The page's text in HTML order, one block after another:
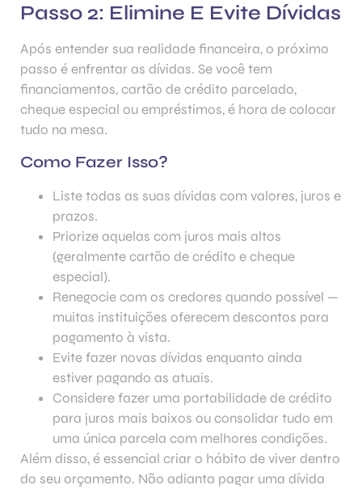
Passo 2: Elimine E Evite Dívidas
Após entender sua realidade financeira, o próximo
passo é enfrentar as dívidas. Se você tem
financiamentos, cartão de crédito parcelado,
cheque especial ou empréstimos, é hora de colocar
tudo na mesa.
Como Fazer Isso?
Liste todas as suas dívidas com valores, juros e
prazos.
Priorize aquelas com juros mais altos
(geralmente cartão de crédito e cheque
especial).
Renegocie com os credores quando possível —
muitas instituições oferecem descontos para
pagamento à vista.
Evite fazer novas dívidas enquanto ainda
estiver pagando as atuais.
Considere fazer uma portabilidade de crédito
para juros mais baixos ou consolidar tudo em
uma única parcela com melhores condições.
Além disso, é essencial criar o hábito de viver dentro
do seu orçamento. Não adianta pagar uma dívida